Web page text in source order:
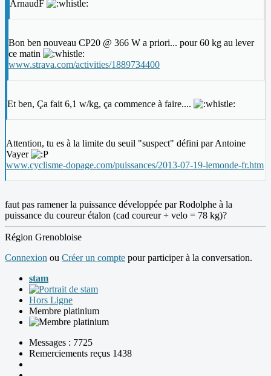
ArnaudF
Bon ben nouveau CP20 @ 366 W a priori... pour 60 kg au lever
ce matin
www.strava.com/activities/1889734400
Et ben, Ça fait 6,1 w/kg, ça commence à faire....
Attention, tu es à la limite du seuil "suspect" défini par Antoine
Vayer
www.cyclisme-dopage.com/puissances/2013-07-19-lemonde-fr.htm
faut pas ramener la puissance développée par Rodolphe à la
puissance du coureur étalon (cad coureur + velo = 78 kg)?
Région Grenobloise
Connexion ou Créer un compte pour participer à la conversation.
stam
Hors Ligne
Membre platinium
Messages : 7725
Remerciements reçus 1438